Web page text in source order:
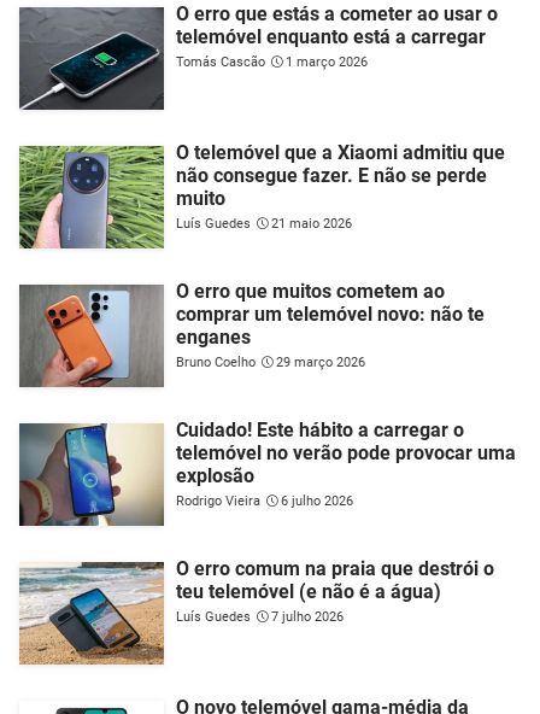
O erro que estás a cometer ao usar o
telemóvel enquanto está a carregar
Tomás Cascão 1 março 2026
O telemóvel que a Xiaomi admitiu que
não consegue fazer. E não se perde
muito
Luís Guedes 21 maio 2026
O erro que muitos cometem ao
comprar um telemóvel novo: não te
enganes
Bruno Coelho 29 março 2026
Cuidado! Este hábito a carregar o
telemóvel no verão pode provocar uma
explosão
Rodrigo Vieira 6 julho 2026
O erro comum na praia que destrói o
teu telemóvel (e não é a água)
Luís Guedes 7 julho 2026
O novo telemóvel gama-média da